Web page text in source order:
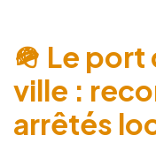
🪖 Le port
ville :
arrêtés